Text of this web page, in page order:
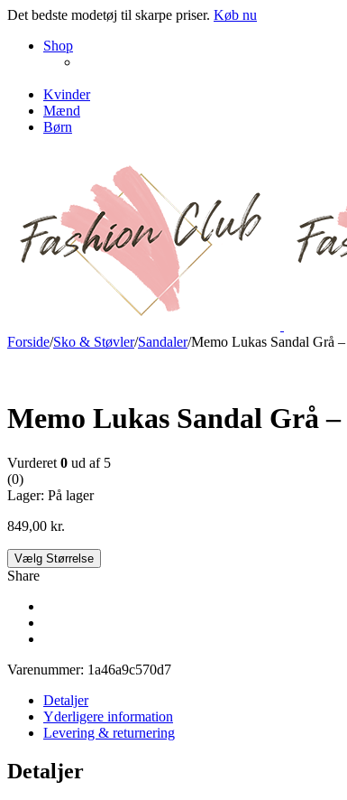
Det bedste modetøj til skarpe priser. Køb nu
Shop
Kvinder
Mænd
Børn
Forside/Sko & Støvler/Sandaler/Memo Lukas Sandal Grå
Memo Lukas Sandal Grå
Vurderet 0 ud af 5
(0)
Lager: På lager
849,00 kr.
Vælg Størrelse
Share
Varenummer: 1a46a9c570d7
Detaljer
Yderligere information
Levering & returnering
Detaljer